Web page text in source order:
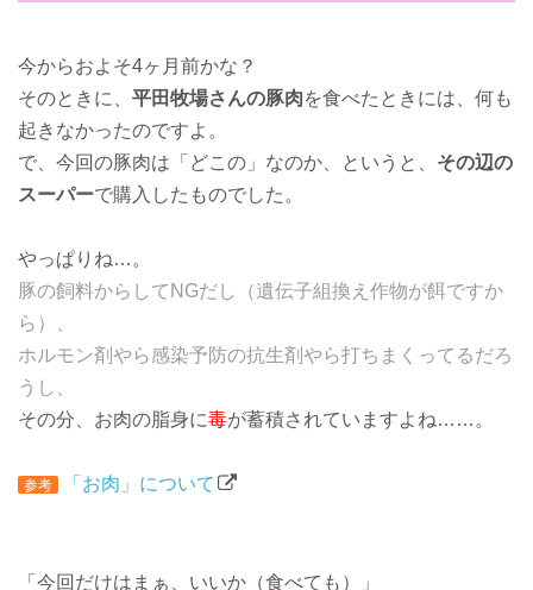
今からおよそ4ヶ月前かな？
そのときに、 平田牧場さんの豚肉を食べたときには、何も
起きなかったのですよ。
で、今回の豚肉は「どこの」なのか、というと、 その辺の
スーパーで購入したものでした。
やっぱりね…。
豚の飼料からしてNGだし（遺伝子組換え作物が餌ですか
ら）、
ホルモン剤やら感染予防の抗生剤やら打ちまくってるだろ
うし、
その分、お肉の脂身に毒が蓄積されていますよね……。
参考 「お肉」について
「今回だけはまぁ、いいか（食べても）」